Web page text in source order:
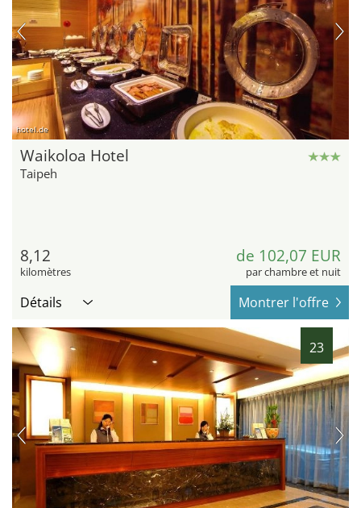
hotel.de
Waikoloa Hotel
Taipeh
8,12
kilomètres
de 102,07 EUR
par chambre et nuit
Détails Montrer l'offre
23